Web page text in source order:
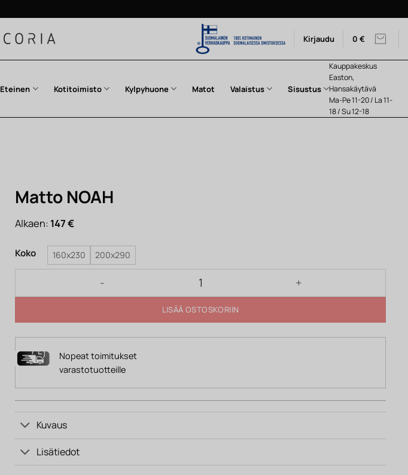
Kirjaudu 0 €
Eteinen Kotitoimisto Kylpyhuone Matot Valaistus Sisustus
Kauppakeskus
Easton,
Hansakäytävä
Ma-Pe 11-20 / La 11-
18 / Su 12-18
Matto NOAH
Alkaen: 147€
Koko 160x230 200x290
LISÄÄ OSTOSKORIIN
Nopeat toimitukset
varastotuotteille
Kuvaus
Lisätiedot